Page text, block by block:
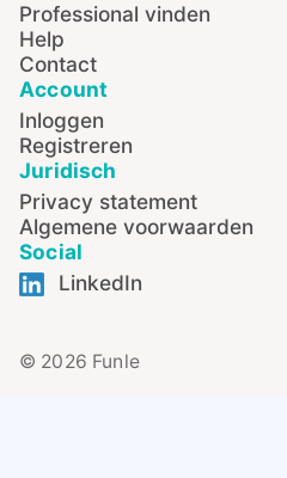
Professional vinden
Help
Contact
Account
Inloggen
Registreren
Juridisch
Privacy statement
Algemene voorwaarden
Social
LinkedIn
© 2026 Funle